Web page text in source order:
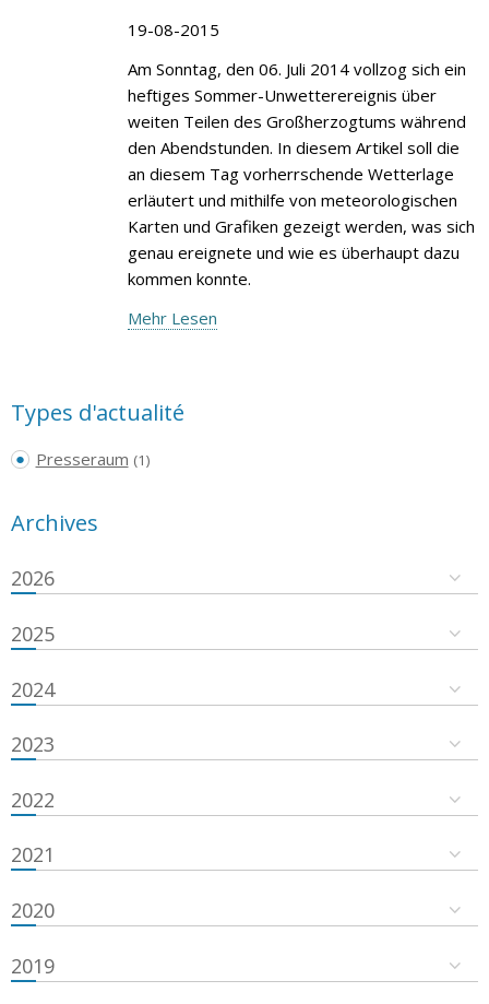
19-08-2015
Am Sonntag, den 06. Juli 2014 vollzog sich ein
heftiges Sommer-Unwetterereignis über
weiten Teilen des Großherzogtums während
den Abendstunden. In diesem Artikel soll die
an diesem Tag vorherrschende Wetterlage
erläutert und mithilfe von meteorologischen
Karten und Grafiken gezeigt werden, was sich
genau ereignete und wie es überhaupt dazu
kommen konnte.
Mehr Lesen
Types d'actualité
Presseraum (1)
Archives
2026
2025
2024
2023
2022
2021
2020
2019